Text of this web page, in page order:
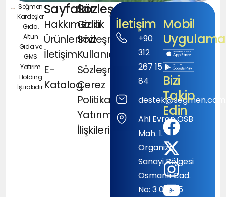
Seğmen
Kardeşler
Gıda,
Altun
Gıda ve
GMS
Yatırım
Holding
İştirakidir.
Sayfalar
Hakkımızda
Ürünlerimiz
İletişim
E-
Katalog
Sözleşmeler
Gizlilik
Sözleşmesi
Kullanıcı
Sözleşmesi
Çerez
Politikası
Yatırımcı
İlişkileri
İletişim
+90
312
267 15
84
Ahi Evran OSB
Mah. 1.
Organize
Sanayi Bölgesi
Osmanlı Cad.
No: 3 06935
Mobil
Bizi
Takip
Edin